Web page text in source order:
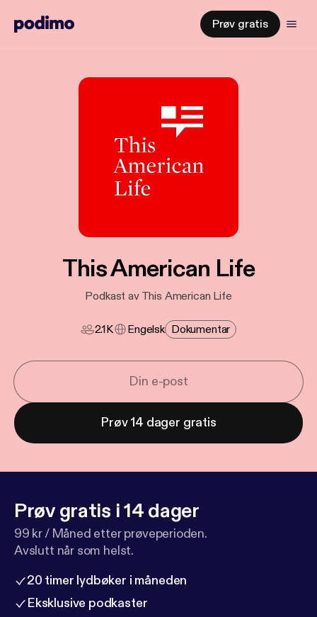
Prøv gratis
This American Life
Podkast av This American Life
2.1K Engelsk Dokumentar
Prøv 14 dager gratis
Prøv gratis i 14 dager
99 kr / Måned etter prøveperioden.
Avslutt når som helst.
20 timer lydbøker i måneden
Eksklusive podkaster